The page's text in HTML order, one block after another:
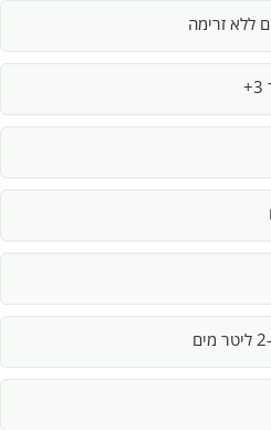
ללא זרימה